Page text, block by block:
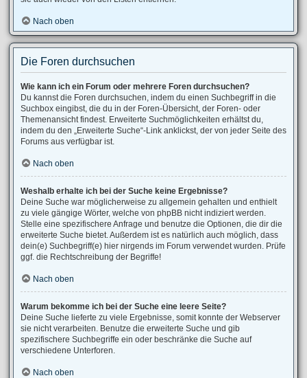
Nach oben
Die Foren durchsuchen
Wie kann ich ein Forum oder mehrere Foren durchsuchen?
Du kannst die Foren durchsuchen, indem du einen Suchbegriff in die
Suchbox eingibst, die du in der Foren-Übersicht, der Foren- oder
Themenansicht findest. Erweiterte Suchmöglichkeiten erhältst du,
indem du den „Erweiterte Suche“-Link anklickst, der von jeder Seite des
Forums aus verfügbar ist.
Nach oben
Weshalb erhalte ich bei der Suche keine Ergebnisse?
Deine Suche war möglicherweise zu allgemein gehalten und enthielt
zu viele gängige Wörter, welche von phpBB nicht indiziert werden.
Stelle eine spezifischere Anfrage und benutze die Optionen, die dir die
erweiterte Suche bietet. Außerdem ist es natürlich auch möglich, dass
dein(e) Suchbegriff(e) hier nirgends im Forum verwendet wurden. Prüfe
ggf. die Rechtschreibung der Begriffe!
Nach oben
Warum bekomme ich bei der Suche eine leere Seite?
Deine Suche lieferte zu viele Ergebnisse, somit konnte der Webserver
sie nicht verarbeiten. Benutze die erweiterte Suche und gib
spezifischere Suchbegriffe ein oder beschränke die Suche auf
verschiedene Unterforen.
Nach oben